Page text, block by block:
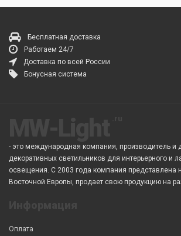
Бесплатная доставка
Работаем 24/7
Доставка по всей России
Бонусная система
- это международная компания, производитель и
декоративных светильников для интерьерного и
освещения. С 2003 года компания представлена
Восточной Европы, продает свою продукцию на
Оплата